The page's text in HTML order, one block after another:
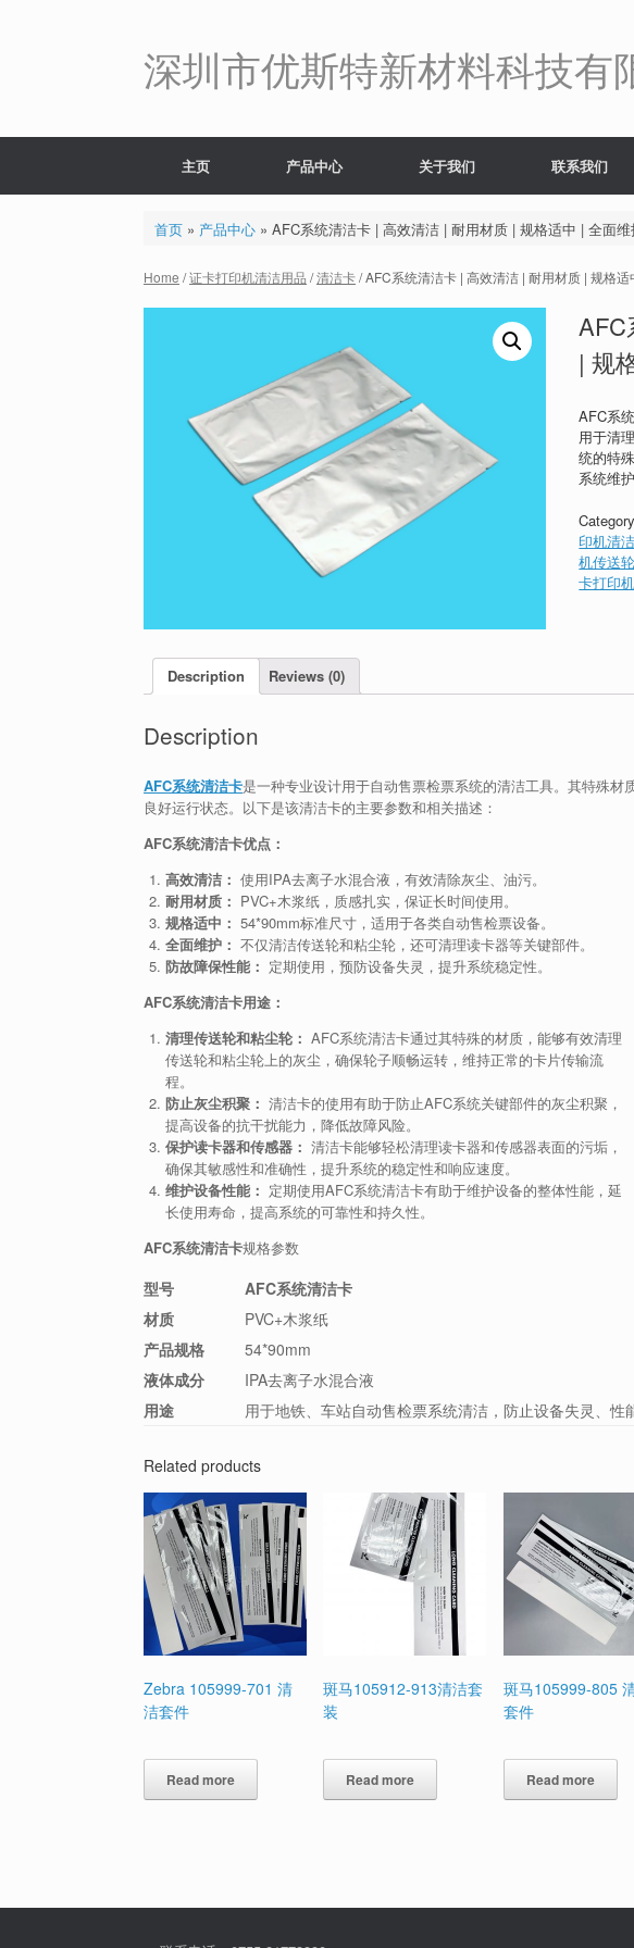
深圳市优斯特新材料科技有
主页 产品中心 关于我们 联系我们
首页» 产品中心» AFC系统清洁卡 | 高效清洁 | 耐用材质 | 规格适中 | 全面维
Home /证卡打印机清洁用品 /清洁卡/ AFC系统清洁卡 | 高效清洁 | 耐用材质 | 规格
| 规
AFC系
用于清
统的特
系统维护
印机清洁
机传送轮
卡打印
Description Reviews (0)
Description
AFC系统清洁卡是一种专业设计用于自动售票检票系统的清洁工具。其特殊
良好运行状态。以下是该清洁卡的主要参数和相关描述：
AFC系统清洁卡优点：
高效清洁： 使用IPA去离子水混合液，有效清除灰尘、油污。
耐用材质： PVC+木浆纸，质感扎实，保证长时间使用。
规格适中： 54*90mm标准尺寸，适用于各类自动售检票设备。
全面维护： 不仅清洁传送轮和粘尘轮，还可清理读卡器等关键部件。
防故障保性能： 定期使用，预防设备失灵，提升系统稳定性。
AFC系统清洁卡用途：
清理传送轮和粘尘轮： AFC系统清洁卡通过其特殊的材质，能够有效清理
传送轮和粘尘轮上的灰尘，确保轮子顺畅运转，维持正常的卡片传输流
程。
防止灰尘积聚： 清洁卡的使用有助于防止AFC系统关键部件的灰尘积聚，
提高设备的抗干扰能力，降低故障风险。
保护读卡器和传感器： 清洁卡能够轻松清理读卡器和传感器表面的污垢，
确保其敏感性和准确性，提升系统的稳定性和响应速度。
维护设备性能： 定期使用AFC系统清洁卡有助于维护设备的整体性能，延
长使用寿命，提高系统的可靠性和持久性。
AFC系统清洁卡规格参数
型号
AFC系统清洁卡
材质
PVC+木浆纸
产品规格
54*90mm
液体成分
IPA去离子水混合液
用途
用于地铁、车站自动售检票系统清洁，防止设备失灵、性
Related products
Zebra 105999-701 清
洁套件
Read more
斑马105912-913清洁套
装
Read more
斑马105999-805
套件
Read more